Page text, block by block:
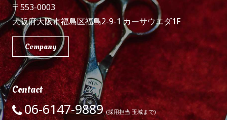
〒553-0003
大阪府大阪市福島区福島2-9-1 カーサウエダ1F
Company
Contact
06-6147-9889 (採用担当 玉城まで)